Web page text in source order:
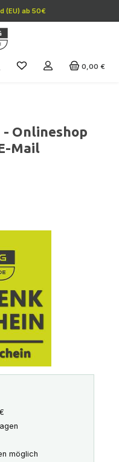
(EU) ab 50€
0,00 €
- Onlineshop
Mail
möglich